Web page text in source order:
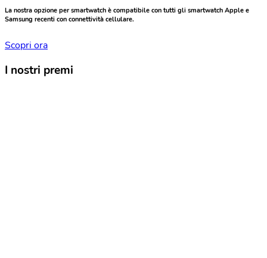
La nostra opzione per smartwatch è compatibile con tutti gli smartwatch Apple e
Samsung recenti con connettività cellulare.
Scopri ora
I nostri premi